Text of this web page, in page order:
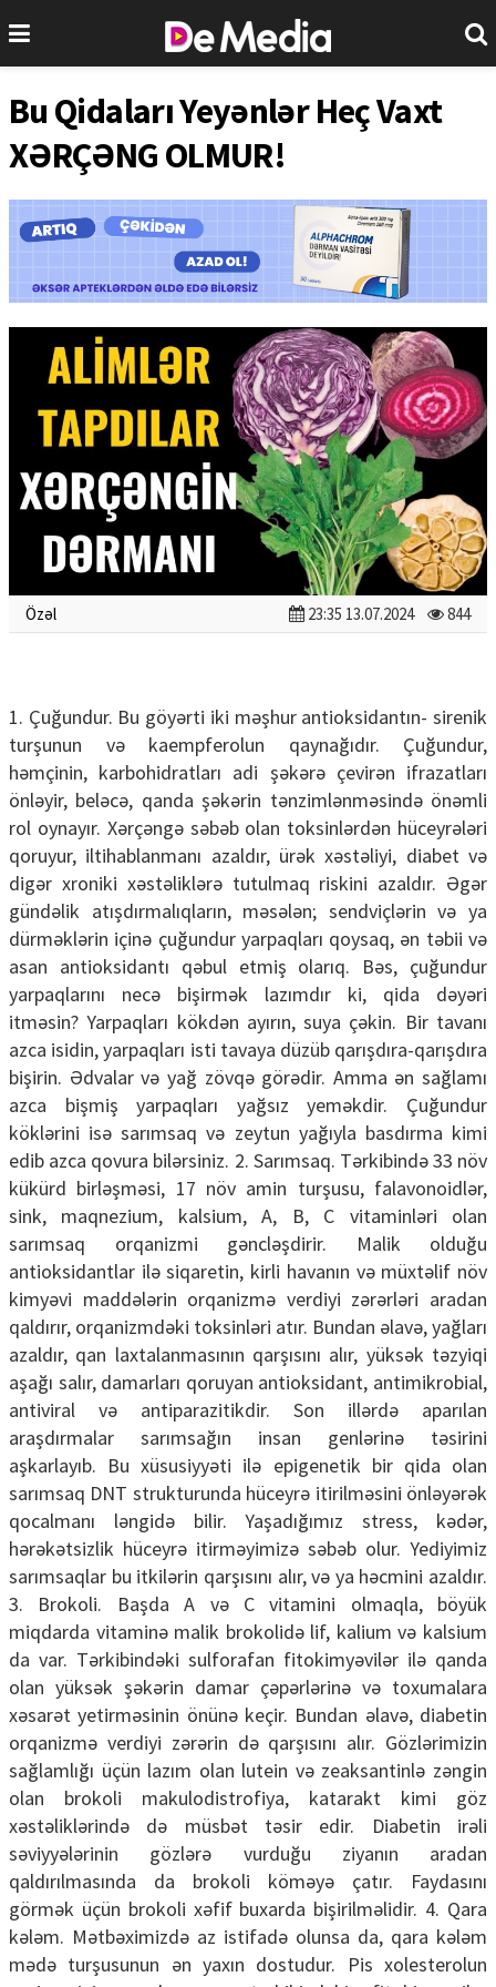
Bu Qidaları Yeyənlər Heç Vaxt
XƏRÇƏNG OLMUR!
Özəl 23:35 13.07.2024 844
1. Çuğundur. Bu göyərti iki məşhur antioksidantın- sirenik
turşunun və kaempferolun qaynağıdır. Çuğundur,
həmçinin, karbohidratları adi şəkərə çevirən ifrazatları
önləyir, beləcə, qanda şəkərin tənzimlənməsində önəmli
rol oynayır. Xərçəngə səbəb olan toksinlərdən hüceyrələri
qoruyur, iltihablanmanı azaldır, ürək xəstəliyi, diabet və
digər xroniki xəstəliklərə tutulmaq riskini azaldır. Əgər
gündəlik atışdırmalıqların, məsələn; sendviçlərin və ya
dürməklərin içinə çuğundur yarpaqları qoysaq, ən təbii və
asan antioksidantı qəbul etmiş olarıq. Bəs, çuğundur
yarpaqlarını necə bişirmək lazımdır ki, qida dəyəri
itməsin? Yarpaqları kökdən ayırın, suya çəkin. Bir tavanı
azca isidin, yarpaqları isti tavaya düzüb qarışdıra-qarışdıra
bişirin. Ədvalar və yağ zövqə görədir. Amma ən sağlamı
azca bişmiş yarpaqları yağsız yeməkdir. Çuğundur
köklərini isə sarımsaq və zeytun yağıyla basdırma kimi
edib azca qovura bilərsiniz. 2. Sarımsaq. Tərkibində 33 növ
kükürd birləşməsi, 17 növ amin turşusu, falavonoidlər,
sink, maqnezium, kalsium, A, B, C vitaminləri olan
sarımsaq orqanizmi gəncləşdirir. Malik olduğu
antioksidantlar ilə siqaretin, kirli havanın və müxtəlif növ
kimyəvi maddələrin orqanizmə verdiyi zərərləri aradan
qaldırır, orqanizmdəki toksinləri atır. Bundan əlavə, yağları
azaldır, qan laxtalanmasının qarşısını alır, yüksək təzyiqi
aşağı salır, damarları qoruyan antioksidant, antimikrobial,
antiviral və antiparazitikdir. Son illərdə aparılan
araşdırmalar sarımsağın insan genlərinə təsirini
aşkarlayıb. Bu xüsusiyyəti ilə epigenetik bir qida olan
sarımsaq DNT strukturunda hüceyrə itirilməsini önləyərək
qocalmanı ləngidə bilir. Yaşadığımız stress, kədər,
hərəkətsizlik hüceyrə itirməyimizə səbəb olur. Yediyimiz
sarımsaqlar bu itkilərin qarşısını alır, və ya həcmini azaldır.
3. Brokoli. Başda A və C vitamini olmaqla, böyük
miqdarda vitaminə malik brokolidə lif, kalium və kalsium
da var. Tərkibindəki sulforafan fitokimyəvilər ilə qanda
olan yüksək şəkərin damar çəpərlərinə və toxumalara
xəsarət yetirməsinin önünə keçir. Bundan əlavə, diabetin
orqanizmə verdiyi zərərin də qarşısını alır. Gözlərimizin
sağlamlığı üçün lazım olan lutein və zeaksantinlə zəngin
olan brokoli makulodistrofiya, katarakt kimi göz
xəstəliklərində də müsbət təsir edir. Diabetin irəli
səviyyələrinin gözlərə vurduğu ziyanın aradan
qaldırılmasında da brokoli köməyə çatır. Faydasını
görmək üçün brokoli xəfif buxarda bişirilməlidir. 4. Qara
kələm. Mətbəximizdə az istifadə olunsa da, qara kələm
mədə turşusunun ən yaxın dostudur. Pis xolesterolun